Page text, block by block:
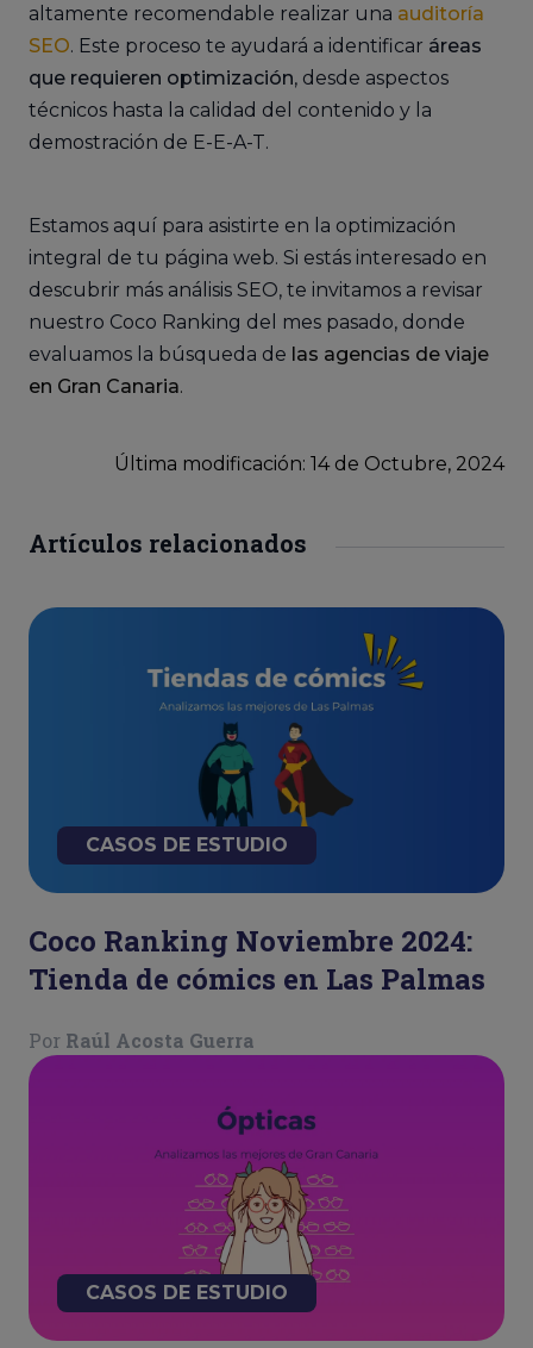
altamente recomendable realizar una auditoría
SEO. Este proceso te ayudará a identificar áreas
que requieren optimización, desde aspectos
técnicos hasta la calidad del contenido y la
demostración de E-E-A-T.
Estamos aquí para asistirte en la optimización
integral de tu página web. Si estás interesado en
descubrir más análisis SEO, te invitamos a revisar
nuestro Coco Ranking del mes pasado, donde
evaluamos la búsqueda de las agencias de viaje
en Gran Canaria.
Última modificación: 14 de Octubre, 2024
Artículos relacionados
CASOS DE ESTUDIO
Coco Ranking Noviembre 2024:
Tienda de cómics en Las Palmas
Por Raúl Acosta Guerra
CASOS DE ESTUDIO